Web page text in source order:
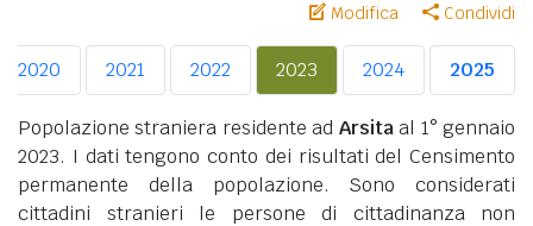
Modifica Condividi
2020 2021 2022 2023 2024 2025
Popolazione straniera residente ad Arsitaal 1° gennaio
2023. I dati tengono conto dei risultati del Censimento
permanente della popolazione. Sono considerati
cittadini stranieri le persone di cittadinanza non